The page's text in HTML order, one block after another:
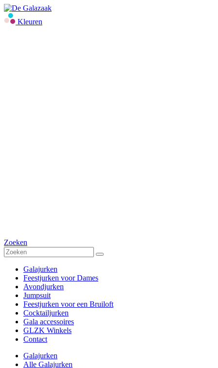
Kleuren
Zoeken
Galajurken
Feestjurken voor Dames
Avondjurken
Jumpsuit
Feestjurken voor een Bruiloft
Cocktailjurken
Gala accessoires
GLZK Winkels
Contact
Galajurken
Alle Galajurken